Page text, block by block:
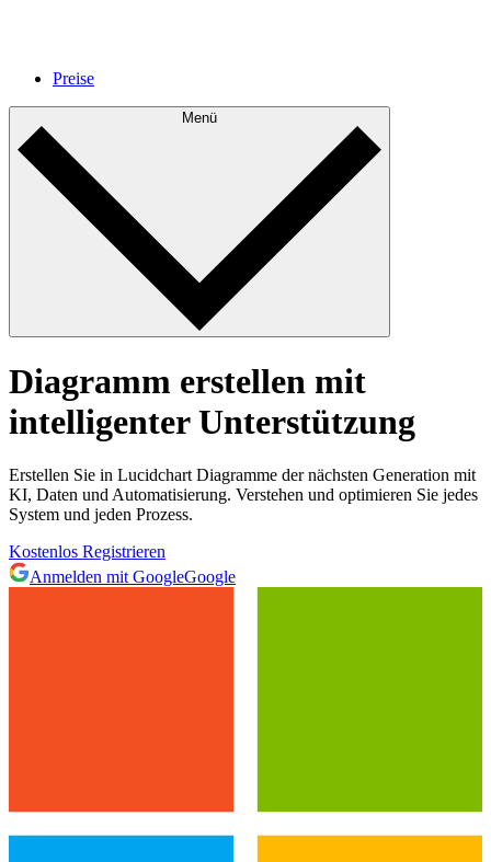
Preise
Menü
Diagramm erstellen mit
intelligenter Unterstützung
Erstellen Sie in Lucidchart Diagramme der nächsten Generation mit
KI, Daten und Automatisierung. Verstehen und optimieren Sie jedes
System und jeden Prozess.
Kostenlos Registrieren
Anmelden mit GoogleGoogle